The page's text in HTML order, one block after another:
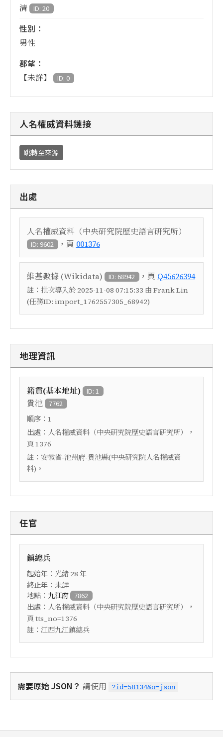
清 ID: 20
性別：
男性
郡望：
【未詳】 ID: 0
人名權威資料鏈接
跳轉至來源
出處
人名權威資料（中央研究院歷史語言研究所）
ID: 9602 ，頁 001376
維基數據 (Wikidata) ID: 68942 ，頁 Q45626394
註： 批次導入於 2025-11-08 07:15:33 由 Frank Lin
(任務ID: import_1762557305_68942)
地理資訊
籍貫(基本地址) ID: 1
貴池 7762
順序： 1
出處： 人名權威資料（中央研究院歷史語言研究所）
，
頁 1376
註： 安徽省-池州府-貴池縣(中央研究院人名權威資
料)。
任官
鎮總兵
起始年： 光緒 28 年
終止年：未詳
地點： 九江府 7862
出處： 人名權威資料（中央研究院歷史語言研究所）
，
頁 tts_no=1376
註： 江西九江鎮總兵
需要原始 JSON？ 請使用 ?id=58134&o=json